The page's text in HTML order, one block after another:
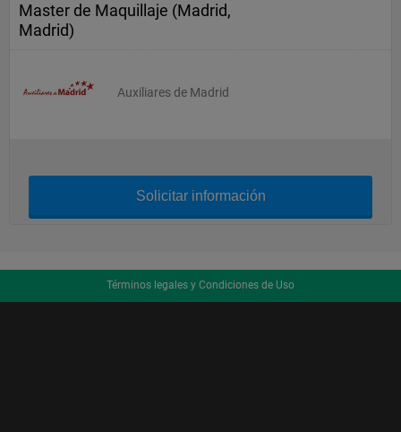
Master de Maquillaje (Madrid,
Madrid)
Auxiliares de Madrid
Solicitar información
Términos legales y Condiciones de Uso